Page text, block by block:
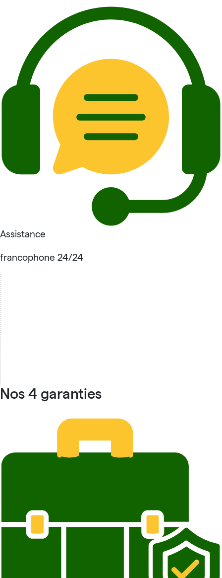
Assistance
francophone 24/24
Nos 4 garanties